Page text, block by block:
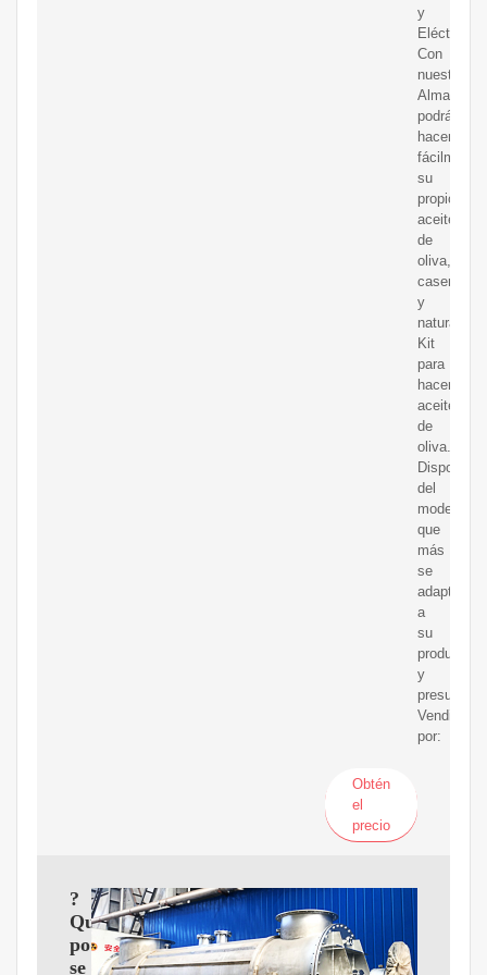
y
Eléctricas.
Con
nuestras
podrá
hacer
fácilmente
su
propio
aceite
de
oliva,
casero
y
natural.
Kit
para
hacer
aceite
de
oliva.
del
modelo
que
más
se
adapte
a
su
producción
y
Vendido
por:
Obtén
el
precio
?
Qué
potencia
se